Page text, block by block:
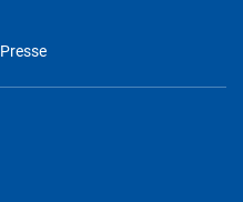
Presse